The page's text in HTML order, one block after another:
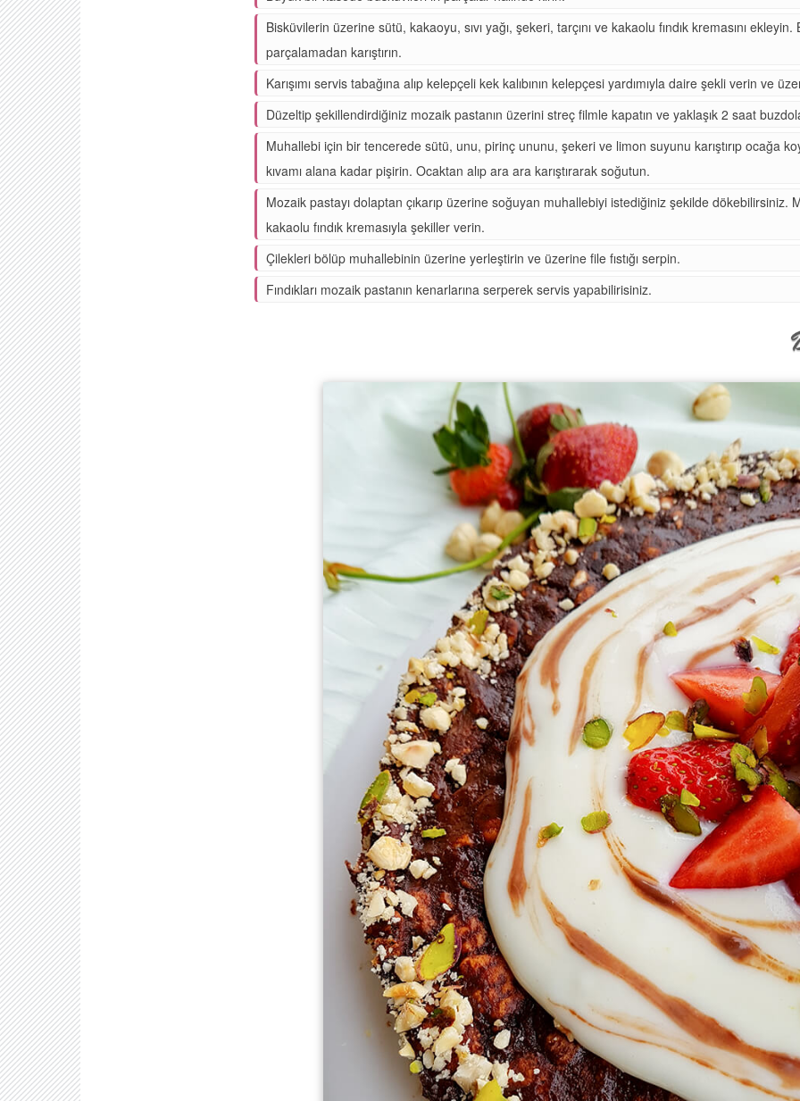
Bisküvilerin üzerine sütü, kakaoyu, sıvı yağı, şekeri, tarçını ve kakaolu fındık kremasını
parçalamadan karıştırın.
Karışımı servis tabağına alıp kelepçeli kek kalıbının kelepçesi yardımıyla daire şekli verin ve
Düzeltip şekillendirdiğiniz mozaik pastanın üzerini streç filmle kapatın ve yaklaşık 2 saat
Muhallebi için bir tencerede sütü, unu, pirinç ununu, şekeri ve limon suyunu karıştırıp ocağa
kıvamı alana kadar pişirin. Ocaktan alıp ara ara karıştırarak soğutun.
Mozaik pastayı dolaptan çıkarıp üzerine soğuyan muhallebiyi istediğiniz şekilde dökebilirsiniz.
kakaolu fındık kremasıyla şekiller verin.
Çilekleri bölüp muhallebinin üzerine yerleştirin ve üzerine file fıstığı serpin.
Fındıkları mozaik pastanın kenarlarına serperek servis yapabilirisiniz.